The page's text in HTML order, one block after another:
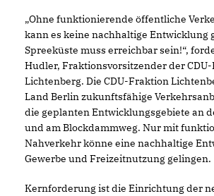
Ohne funktionierende öffentliche
kann es keine nachhaltige Entwicklung
Spreeküste muss erreichbar sein!“,
Hudler, Fraktionsvorsitzender der
Lichtenberg. Die CDU-Fraktion
Land Berlin zukunftsfähige
die geplanten Entwicklungsgebiete an
und am Blockdammweg. Nur mit
Nahverkehr könne eine nachhaltige
Gewerbe und Freizeitnutzung gelingen.
Kernforderung ist die Einrichtung der